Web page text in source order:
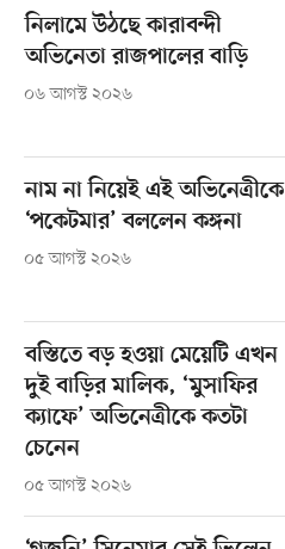
নিলামে উঠছে কারাবন্দী
অভিনেতা রাজপালের বাড়ি
০৬ আগস্ট ২০২৬
নাম না নিয়েই এই অভিনেত্রীকে
‘পকেটমার’ বললেন কঙ্গনা
০৫ আগস্ট ২০২৬
বস্তিতে বড় হওয়া মেয়েটি এখন
দুই বাড়ির মালিক, ‘মুসাফির
ক্যাফে’ অভিনেত্রীকে কতটা
চেনেন
০৫ আগস্ট ২০২৬